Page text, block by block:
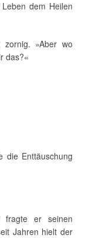
dem Heilen
»Aber wo
das?«
die Enttäuschung
fragte er seinen
Jahren hielt der